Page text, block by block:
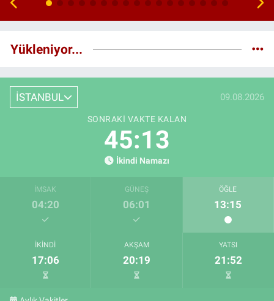
Yükleniyor...
İSTANBUL 09.08.2026
SONRAKI VAKTE KALAN
45:12
İkindi Namazı
İMSAK
04:20
GÜNEŞ
06:01
ÖĞLE
13:15
İKINDI
17:06
AKŞAM
20:19
YATSI
21:52